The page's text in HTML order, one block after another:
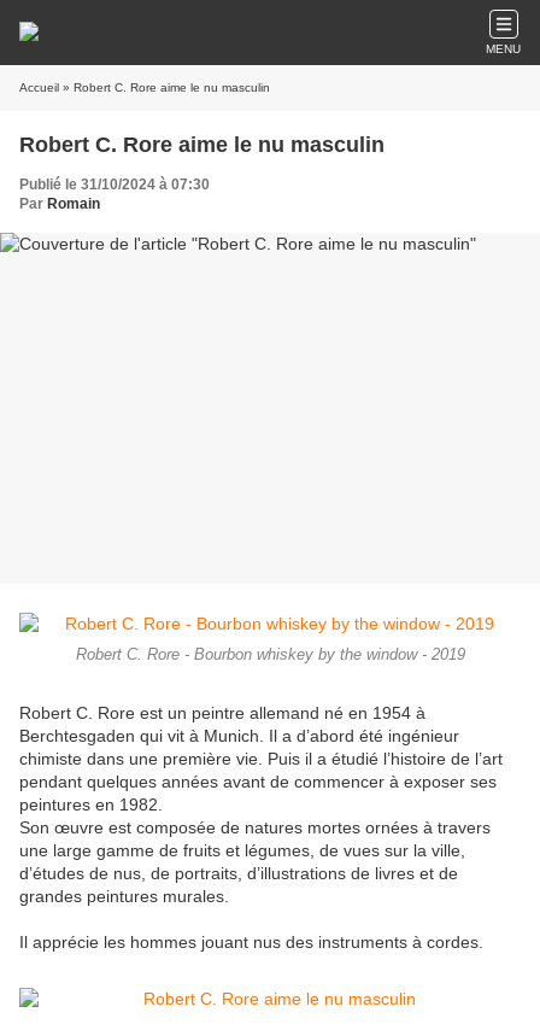
MENU
Accueil » Robert C. Rore aime le nu masculin
Robert C. Rore aime le nu masculin
Publié le 31/10/2024 à 07:30
Par Romain
Robert C. Rore - Bourbon whiskey by the window - 2019
Robert C. Rore est un peintre allemand né en 1954 à
Berchtesgaden qui vit à Munich. Il a d’abord été ingénieur
chimiste dans une première vie. Puis il a étudié l’histoire de l’art
pendant quelques années avant de commencer à exposer ses
peintures en 1982.
Son œuvre est composée de natures mortes ornées à travers
une large gamme de fruits et légumes, de vues sur la ville,
d’études de nus, de portraits, d’illustrations de livres et de
grandes peintures murales.
Il apprécie les hommes jouant nus des instruments à cordes.